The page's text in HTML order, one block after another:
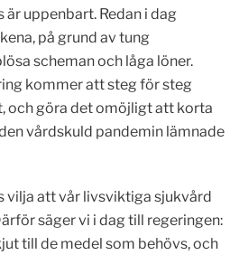
är uppenbart. Redan i dag
på grund av tung
scheman och låga löner.
kommer att steg för steg
och göra det omöjligt att korta
vårdskuld pandemin lämnade
vilja att vår livsviktiga sjukvård
säger vi i dag till regeringen:
till de medel som behövs, och